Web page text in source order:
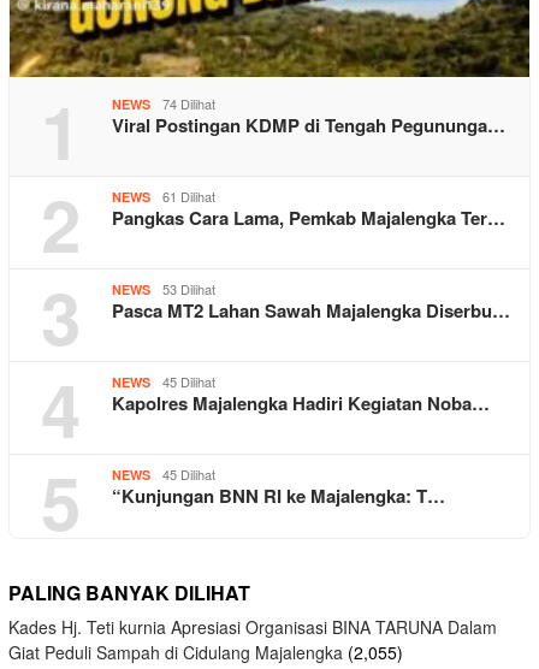
1 NEWS 74 Dilihat
Viral Postingan KDMP di Tengah Pegununga…
2 NEWS 61 Dilihat
Pangkas Cara Lama, Pemkab Majalengka Ter…
3 NEWS 53 Dilihat
Pasca MT2 Lahan Sawah Majalengka Diserbu…
4 NEWS 45 Dilihat
Kapolres Majalengka Hadiri Kegiatan Noba…
5 NEWS 45 Dilihat
“Kunjungan BNN RI ke Majalengka: T…
PALING BANYAK DILIHAT
Kades Hj. Teti kurnia Apresiasi Organisasi BINA TARUNA Dalam
Giat Peduli Sampah di Cidulang Majalengka (2,055)